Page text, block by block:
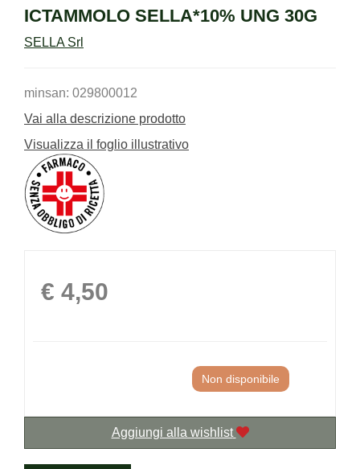
ICTAMMOLO SELLA*10% UNG 30G
SELLA Srl
minsan: 029800012
Vai alla descrizione prodotto
Visualizza il foglio illustrativo
Prezzo
€ 4,50
Non disponibile
Aggiungi alla wishlist